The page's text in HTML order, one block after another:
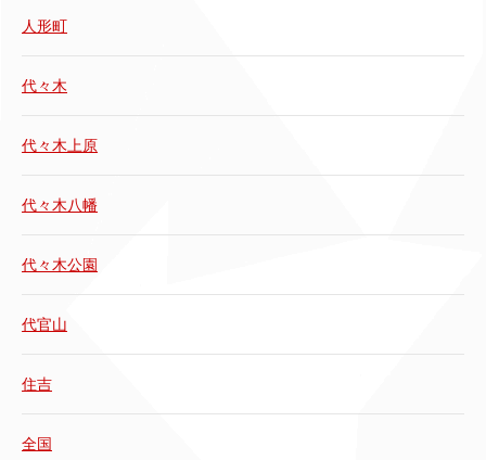
人形町
代々木
代々木上原
代々木八幡
代々木公園
代官山
住吉
全国